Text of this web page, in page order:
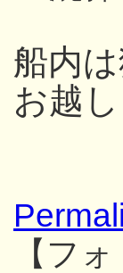
船内
お越
【フ